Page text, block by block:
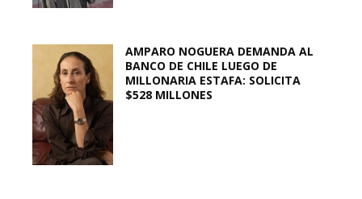
AMPARO NOGUERA DEMANDA AL
BANCO DE CHILE LUEGO DE
MILLONARIA ESTAFA: SOLICITA
$528 MILLONES